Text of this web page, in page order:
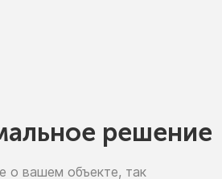
решение
о вашем объекте, так